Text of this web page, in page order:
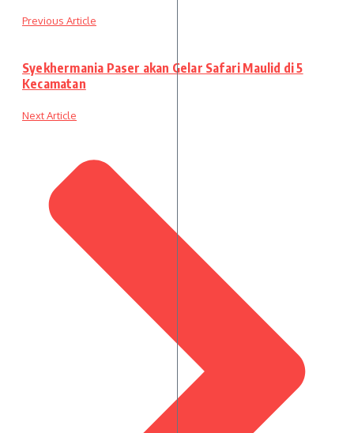
Previous Article
Syekhermania Paser akan Gelar Safari Maulid di 5
Kecamatan
Next Article